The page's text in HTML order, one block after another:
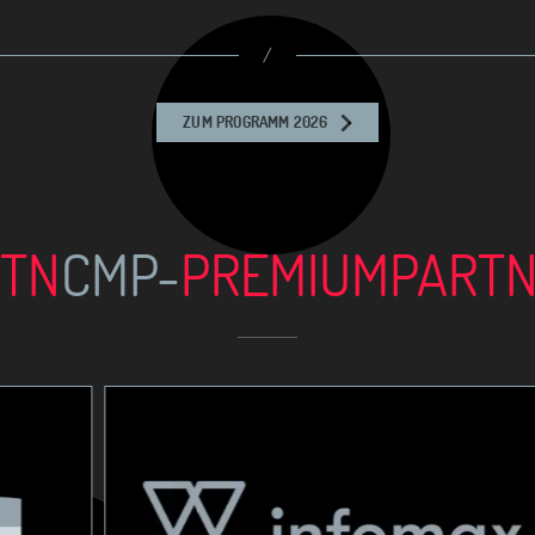
/
ZUM PROGRAMM 2026
CMP-PREMIUM